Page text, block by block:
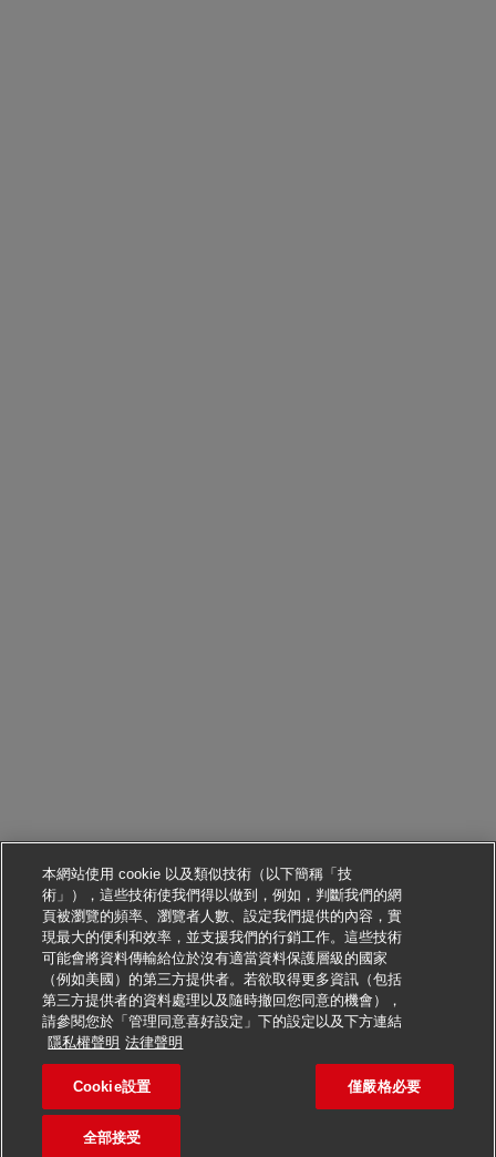
申請此職位
Duales Studium:
本網站使用 cookie 以及類似技術（以下簡稱「技
術」），這些技術使我們得以做到，例如，判斷我們的網
頁被瀏覽的頻率、瀏覽者人數、設定我們提供的內容，實
現最大的便利和效率，並支援我們的行銷工作。這些技術
可能會將資料傳輸給位於沒有適當資料保護層級的國家
（例如美國）的第三方提供者。若欲取得更多資訊（包括
第三方提供者的資料處理以及隨時撤回您同意的機會），
請參閱您於「管理同意喜好設定」下的設定以及下方連結
隱私權聲明 法律聲明
Cookie設置 僅嚴格必要
全部接受